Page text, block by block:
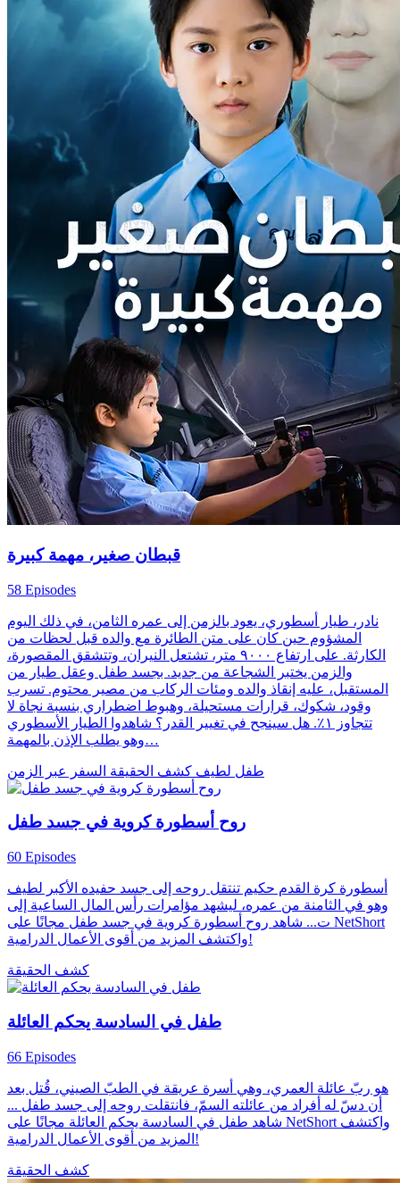
قبطان صغير، مهمة كبيرة
58 Episodes
نادر، طيار أسطوري، يعود بالزمن إلى عمره الثامن، في ذلك اليوم
المشؤوم حين كان على متن الطائرة مع والده قبل لحظات من
الكارثة. على ارتفاع ٩٠٠٠ متر، تشتعل النيران، وتتشقق المقصورة،
والزمن يختبر الشجاعة من جديد. بجسد طفل وعقل طيار من
المستقبل، عليه إنقاذ والده ومئات الركاب من مصير محتوم. تسرب
وقود، شكوك، قرارات مستحيلة، وهبوط اضطراري بنسبة نجاة لا
تتجاوز ١٪. هل سينجح في تغيير القدر؟ شاهدوا الطيار الأسطوري
وهو يطلب الإذن بالمهمة…
طفل لطيف كشف الحقيقة السفر عبر الزمن
روح أسطورة كروية في جسد طفل
60 Episodes
أسطورة كرة القدم حكيم تنتقل روحه إلى جسد حفيده الأكبر لطيف
وهو في الثامنة من عمره، ليشهد مؤامرات رأس المال الساعية إلى
ت... شاهد روح أسطورة كروية في جسد طفل مجانًا على NetShort
واكتشف المزيد من أقوى الأعمال الدرامية!
كشف الحقيقة
طفل في السادسة يحكم العائلة
66 Episodes
هو ربّ عائلة العمري، وهي أسرة عريقة في الطبّ الصيني، قُتل بعد
أن دسّ له أفراد من عائلته السمّ، فانتقلت روحه إلى جسد طفل ...
شاهد طفل في السادسة يحكم العائلة مجانًا على NetShort واكتشف
المزيد من أقوى الأعمال الدرامية!
كشف الحقيقة